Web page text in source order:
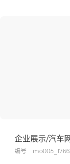
企业展示/汽车
编号